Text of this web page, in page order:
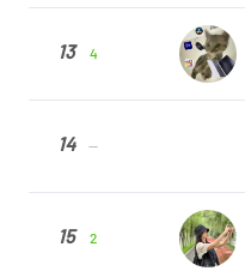
13 4
14 --
15 2